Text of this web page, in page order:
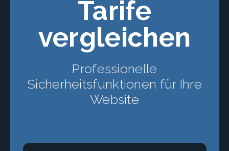
Tarife
vergleichen
Professionelle
Sicherheitsfunktionen für Ihre
Website